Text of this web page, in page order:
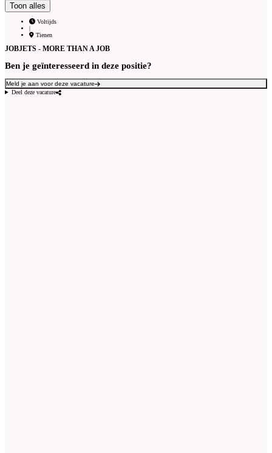
Toon alles
Voltijds
|
Tienen
JOBJETS - MORE THAN A JOB
Ben je geïnteresseerd in deze positie?
Meld je aan voor deze vacature
Deel deze vacature